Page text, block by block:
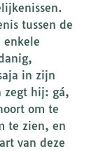
tussen de
enkele
in zijn
zegt hij: gá,
om te
te zien, en
van deze